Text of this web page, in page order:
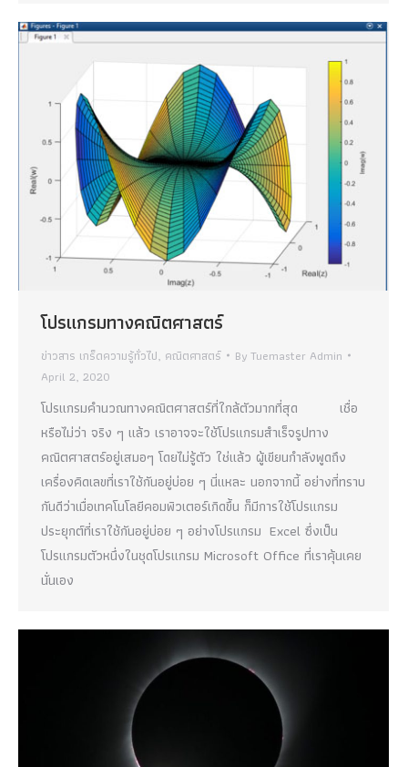
โปรแกรมทางคณิตศาสตร์
ข่าวสาร เกร็ดความรู้ทั่วไป, คณิตศาสตร์ ByTuemaster Admin
April 2, 2020
โปรแกรมคำนวณทางคณิตศาสตร์ที่ใกล้ตัวมากที่สุด เชื่อ
หรือไม่ว่า จริง ๆ แล้ว เราอาจจะใช้โปรแกรมสำเร็จรูปทาง
คณิตศาสตร์อยู่เสมอๆ โดยไม่รู้ตัว ใช่แล้ว ผู้เขียนกำลังพูดถึง
เครื่องคิดเลขที่เราใช้กันอยู่บ่อย ๆ นี่แหละ นอกจากนี้ อย่างที่ทราบ
กันดีว่าเมื่อเทคโนโลยีคอมพิวเตอร์เกิดขึ้น ก็มีการใช้โปรแกรม
ประยุกต์ที่เราใช้กันอยู่บ่อย ๆ อย่างโปรแกรม Excel ซึ่งเป็น
โปรแกรมตัวหนึ่งในชุดโปรแกรม Microsoft Office ที่เราคุ้นเคย
นั่นเอง